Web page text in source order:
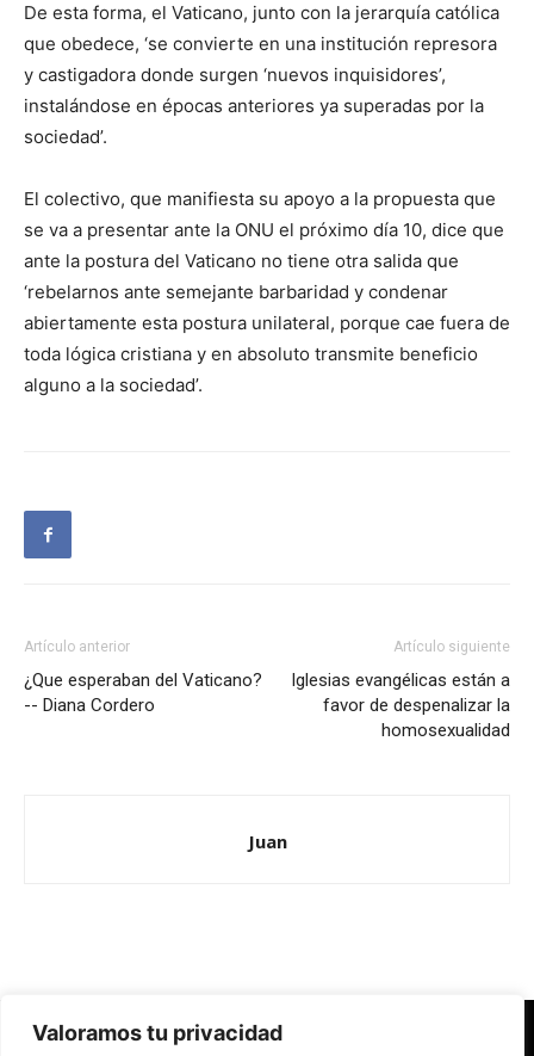
Valoramos tu privacidad
De esta forma, el Vaticano, junto con la jerarquía católica
que obedece, ‘se convierte en una institución represora
y castigadora donde surgen ‘nuevos inquisidores’,
instalándose en épocas anteriores ya superadas por la
sociedad’.
El colectivo, que manifiesta su apoyo a la propuesta que
se va a presentar ante la ONU el próximo día 10, dice que
ante la postura del Vaticano no tiene otra salida que
‘rebelarnos ante semejante barbaridad y condenar
abiertamente esta postura unilateral, porque cae fuera de
toda lógica cristiana y en absoluto transmite beneficio
alguno a la sociedad’.
Artículo anterior
¿Que esperaban del Vaticano?
-- Diana Cordero
Artículo siguiente
Iglesias evangélicas están a
favor de despenalizar la
homosexualidad
Juan
Redes Cristianas